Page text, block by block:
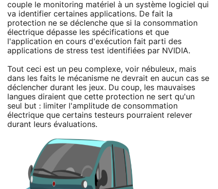
couple le monitoring matériel à un système logiciel qui
va identifier certaines applications. De fait la
protection ne se déclenche que si la consommation
électrique dépasse les spécifications et que
l'application en cours d'exécution fait parti des
applications de stress test identifiées par NVIDIA.
Tout ceci est un peu complexe, voir nébuleux, mais
dans les faits le mécanisme ne devrait en aucun cas se
déclencher durant les jeux. Du coup, les mauvaises
langues diraient que cette protection ne sert qu'un
seul but : limiter l'amplitude de consommation
électrique que certains testeurs pourraient relever
durant leurs évaluations.